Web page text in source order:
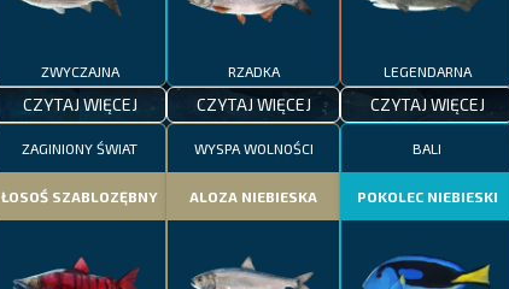
ZWYCZAJNA
CZYTAJ WIĘCEJ
RZADKA
CZYTAJ WIĘCEJ
LEGENDARNA
CZYTAJ WIĘCEJ
ZAGINIONY ŚWIAT
ŁOSOŚ SZABLOZĘBNY
WYSPA WOLNOŚCI
ALOZA NIEBIESKA
BALI
POKOLEC NIEBIESKI